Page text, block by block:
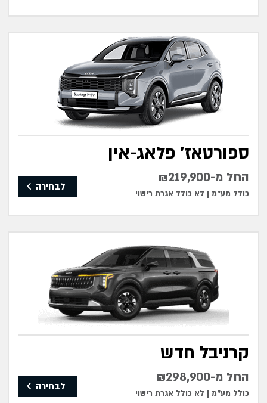
ספורטאז' פלאג-אין
החל מ-₪219,900
כולל מע"מ | לא כולל אגרת רישוי
לבחירה
קרניבל חדש
החל מ-₪298,900
כולל מע"מ | לא כולל אגרת רישוי
לבחירה